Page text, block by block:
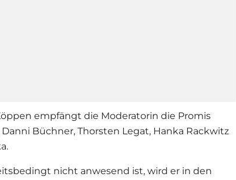
empfängt die Moderatorin die Promis
Büchner, Thorsten Legat, Hanka Rackwitz
nicht anwesend ist, wird er in den